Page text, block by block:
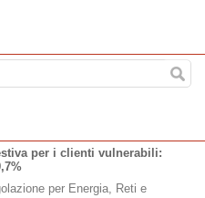
per i clienti vulnerabili:
per Energia, Reti e